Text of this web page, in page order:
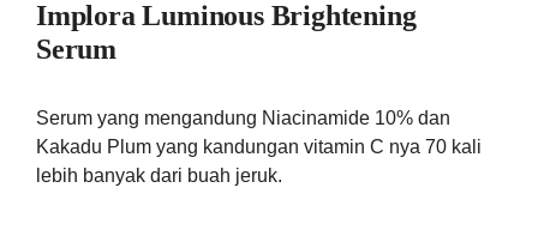
Implora Luminous Brightening
Serum
Serum yang mengandung Niacinamide 10% dan
Kakadu Plum yang kandungan vitamin C nya 70 kali
lebih banyak dari buah jeruk.